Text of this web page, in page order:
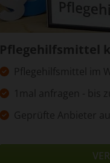
Pflegehilfsmittel
Pflegehilfsmittel im
1mal anfragen - bis
Geprüfte Anbieter